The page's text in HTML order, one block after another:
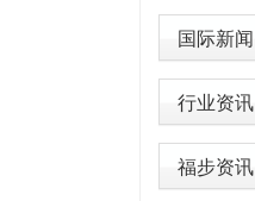
国际新闻
行业资讯
福步资讯